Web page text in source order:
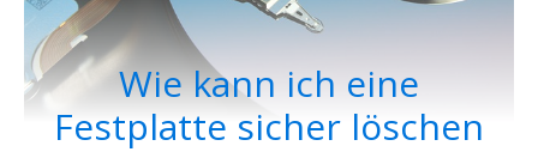
Wie kann ich eine
Festplatte sicher löschen